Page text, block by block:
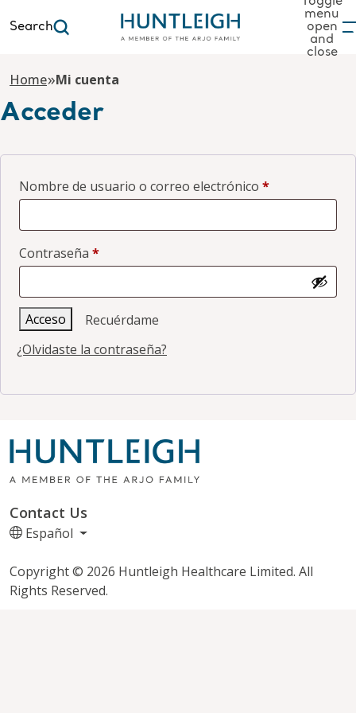
Search
menu
open
and
close
Home»Mi cuenta
Acceder
Nombre de usuario o correo electrónico *Obligatorio
Contraseña *Obligatorio
Recuérdame
Acceso
¿Olvidaste la contraseña?
Contact Us
Español
Copyright © 2026 Huntleigh Healthcare Limited. All
Rights Reserved.